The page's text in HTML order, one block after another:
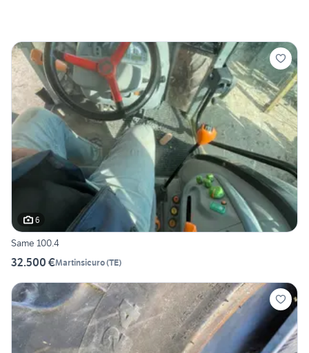
6
Same 100.4
32.500 €Martinsicuro(TE)